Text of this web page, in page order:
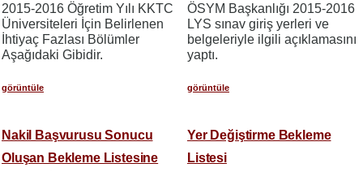
2015-2016 Öğretim Yılı KKTC
Üniversiteleri İçin Belirlenen
İhtiyaç Fazlası Bölümler
Aşağıdaki Gibidir.
görüntüle
ÖSYM Başkanlığı 2015-2016
LYS sınav giriş yerleri ve
belgeleriyle ilgili açıklamasını
yaptı.
görüntüle
Nakil Başvurusu Sonucu
Oluşan Bekleme Listesine
Yer Değiştirme Bekleme
Listesi